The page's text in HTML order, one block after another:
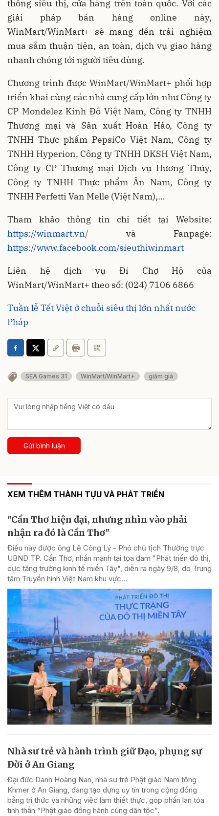
thống siêu thị, cửa hàng trên toàn quốc. Với các
giải pháp bán hàng online này,
WinMart/WinMart+ sẽ mang đến trải nghiệm
mua sắm thuận tiện, an toàn, dịch vụ giao hàng
nhanh chóng tới người tiêu dùng.
Chương trình được WinMart/WinMart+ phối hợp
triển khai cùng các nhà cung cấp lớn như Công ty
CP Mondelez Kinh Đô Việt Nam, Công ty TNHH
Thương mại và Sản xuất Hoàn Hảo, Công ty
TNHH Thực phẩm PepsiCo Việt Nam, Công ty
TNHH Hyperion, Công ty TNHH DKSH Việt Nam,
Công ty CP Thương mại Dịch vụ Hương Thủy,
Công ty TNHH Thực phẩm Ân Nam, Công ty
TNHH Perfetti Van Melle (Việt Nam),…
Tham khảo thông tin chi tiết tại Website:
https://winmart.vn/ và Fanpage:
https://www.facebook.com/sieuthiwinmart
Liên hệ dịch vụ Đi Chợ Hộ của
WinMart/WinMart+ theo số: (024) 7106 6866
Tuần lễ Tết Việt ở chuỗi siêu thị lớn nhất nước
Pháp
SEA Games 31 WinMart/WinMart+ giảm giá
Gửi bình luận
XEM THÊM THÀNH TỰU VÀ PHÁT TRIỂN
"Cần Thơ hiện đại, nhưng nhìn vào phải
nhận ra đó là Cần Thơ"
Điều này được ông Lê Công Lý - Phó chủ tịch Thường trực
UBND TP. Cần Thơ, nhấn mạnh tại tọa đàm "Phát triển đô thị,
cực tăng trưởng kinh tế miền Tây", diễn ra ngày 9/8, do Trung
tâm Truyền hình Việt Nam khu vực...
Nhà sư trẻ và hành trình giữ Đạo, phụng sự
Đời ở An Giang
Đại đức Danh Hoàng Nan, nhà sư trẻ Phật giáo Nam tông
Khmer ở An Giang, đang tạo dựng uy tín trong cộng đồng
bằng tri thức và những việc làm thiết thực, góp phần lan tỏa
tinh thần “Phật giáo đồng hành cùng dân tộc”.